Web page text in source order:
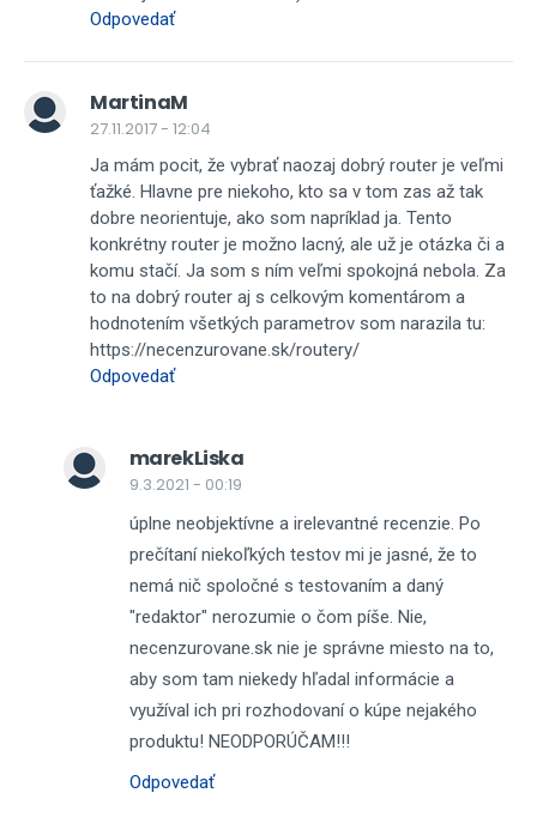
Odpovedať
MartinaM
27.11.2017 - 12:04
Ja mám pocit, že vybrať naozaj dobrý router je veľmi
ťažké. Hlavne pre niekoho, kto sa v tom zas až tak
dobre neorientuje, ako som napríklad ja. Tento
konkrétny router je možno lacný, ale už je otázka či a
komu stačí. Ja som s ním veľmi spokojná nebola. Za
to na dobrý router aj s celkovým komentárom a
hodnotením všetkých parametrov som narazila tu:
https://necenzurovane.sk/routery/
Odpovedať
marekLiska
9.3.2021 - 00:19
úplne neobjektívne a irelevantné recenzie. Po
prečítaní niekoľkých testov mi je jasné, že to
nemá nič spoločné s testovaním a daný
"redaktor" nerozumie o čom píše. Nie,
necenzurovane.sk nie je správne miesto na to,
aby som tam niekedy hľadal informácie a
využíval ich pri rozhodovaní o kúpe nejakého
produktu! NEODPORÚČAM!!!
Odpovedať